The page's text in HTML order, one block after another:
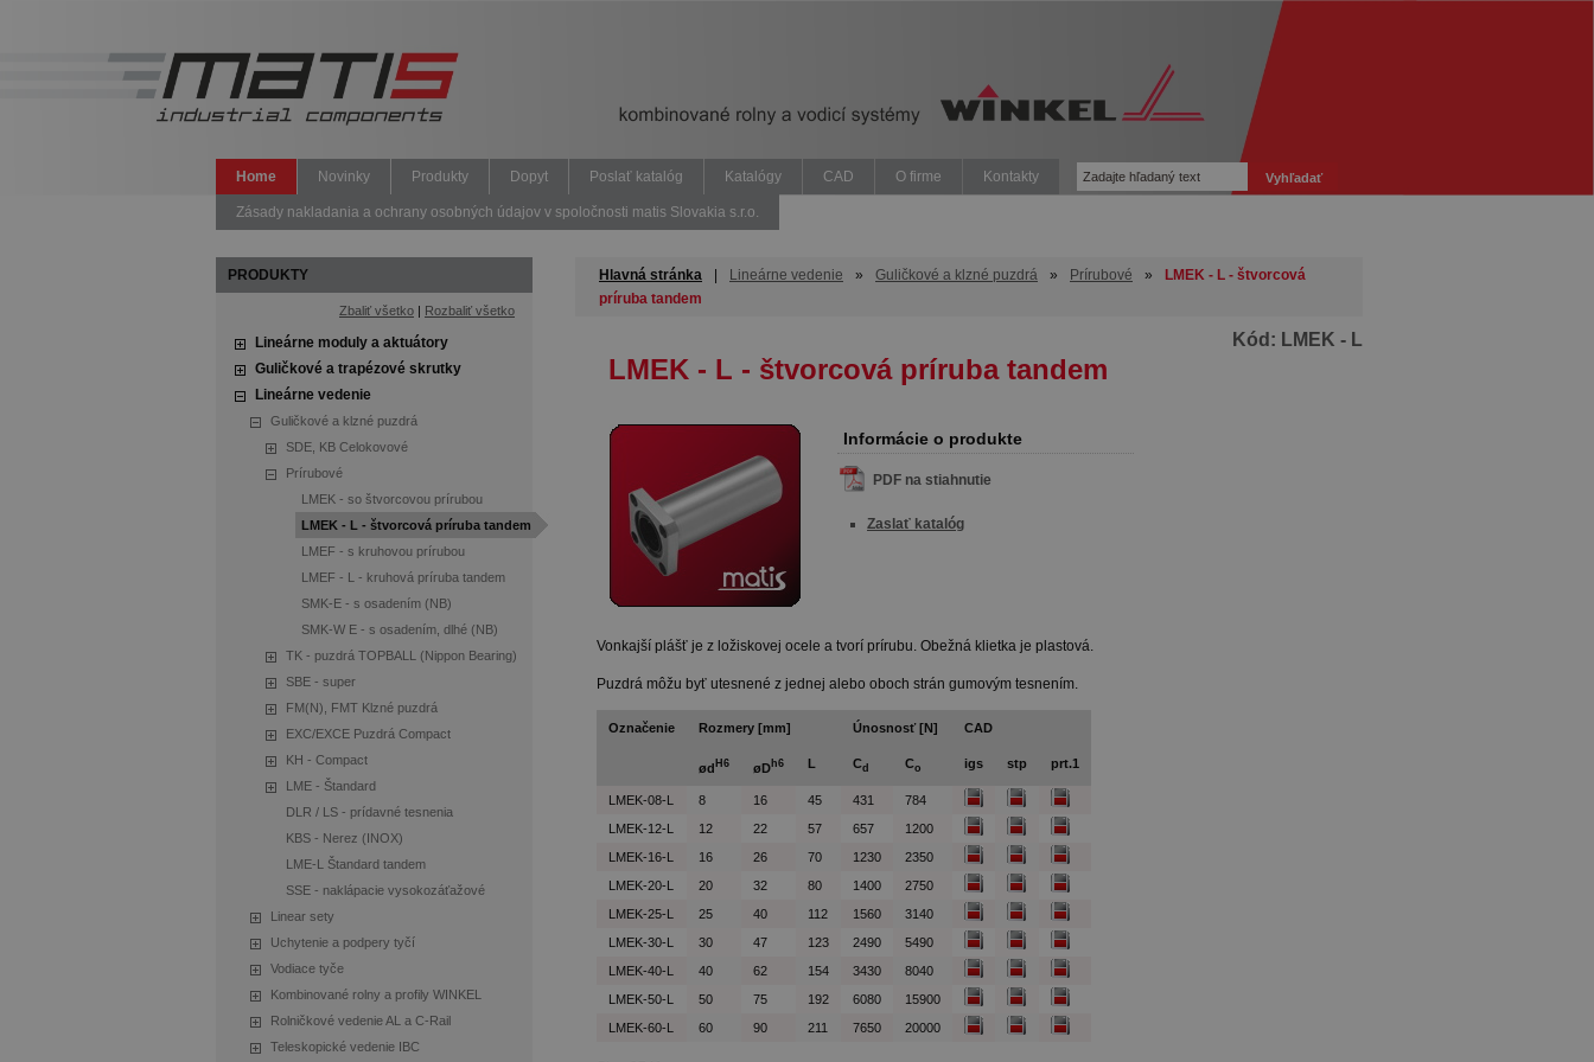
Home Novinky Produkty Dopyt Poslať katalóg Katalógy CAD O firme Kontakty
Zásady nakladania a ochrany osobných údajov v spoločnosti matis Slovakia s.r.o.
PRODUKTY
Zbaliť všetko | Rozbaliť všetko
Lineárne moduly a aktuátory
Guličkové a trapézové skrutky
Lineárne vedenie
Guličkové a klzné puzdrá
SDE, KB Celokovové
Prírubové
LMEK - so štvorcovou prírubou
LMEK - L - štvorcová príruba tandem
LMEF - s kruhovou prírubou
LMEF - L - kruhová príruba tandem
SMK-E - s osadením (NB)
SMK-W E - s osadením, dlhé (NB)
TK - puzdrá TOPBALL (Nippon Bearing)
SBE - super
FM(N), FMT Klzné puzdrá
EXC/EXCE Puzdrá Compact
KH - Compact
LME - Štandard
DLR / LS - prídavné tesnenia
KBS - Nerez (INOX)
LME-L Štandard tandem
SSE - naklápacie vysokozáťažové
Linear sety
Uchytenie a podpery tyčí
Vodiace tyče
Kombinované rolny a profily WINKEL
Rolničkové vedenie AL a C-Rail
Teleskopické vedenie IBC
Hlavná stránka | Lineárne vedenie » Guličkové a klzné puzdrá » Prírubové »
LMEK - L - štvorcová
príruba tandem
Kód: LMEK - L
LMEK - L - štvorcová príruba tandem
Informácie o produkte
PDF na stiahnutie
Zaslať katalóg
Vonkajší plášť je z ložiskovej ocele a tvorí prírubu. Obežná klietka je plastová.
Puzdrá môžu byť utesnené z jednej alebo oboch strán gumovým tesnením.
Označenie Rozmery [mm] Únosnosť[N] CAD
ød H6 øD h6 L Cd Co igs stp prt.1
LMEK-08-L 8 16 45 431
784
LMEK-12-L
12 22 57 657
1200
LMEK-16-L
16 26 70 1230
2350
LMEK-20-L
20 32 80 1400
2750
LMEK-25-L
25 40 112 1560
3140
LMEK-30-L
30 47 123 2490
5490
LMEK-40-L
40 62 154 3430
8040
LMEK-50-L
50 75 192 6080
15900
LMEK-60-L
60 90 211 7650 20000